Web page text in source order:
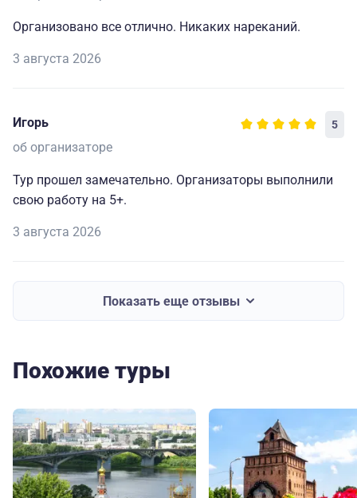
Организовано все отлично. Никаких нареканий.
3 августа 2026
Игорь 5
об организаторе
Тур прошел замечательно. Организаторы выполнили
свою работу на 5+.
3 августа 2026
Показать еще отзывы
Похожие туры